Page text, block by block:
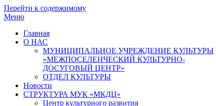
Перейти к содержимому
Меню
Главная
О НАС
МУНИЦИПАЛЬНОЕ УЧРЕЖДЕНИЕ КУЛЬТУРЫ
«МЕЖПОСЕЛЕНЧЕСКИЙ КУЛЬТУРНО-
ДОСУГОВЫЙ ЦЕНТР»
ОТДЕЛ КУЛЬТУРЫ
Новости
СТРУКТУРА МУК «МКДЦ»
Центр культурного развития